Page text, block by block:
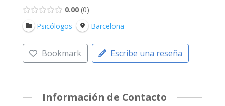
0.00 0
Psicólogos
Barcelona
Bookmark Escribe una reseña
Información de Contacto